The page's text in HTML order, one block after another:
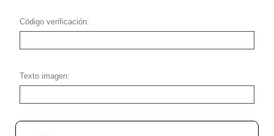
Código verificación
Texto imagen